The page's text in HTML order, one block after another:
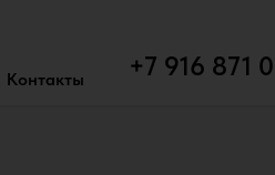
Контакты +7 916 871